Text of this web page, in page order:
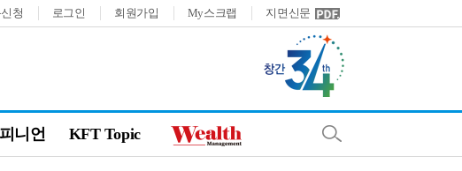
청 로그인 회원가입 My스크랩 지면신문
니언 KFT Topic